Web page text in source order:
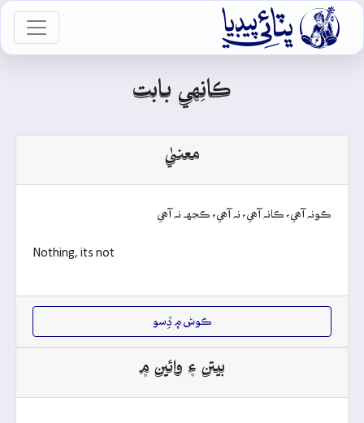

ڪانِهي بابت
معنيٰ
ڪونہ آھي، ڪانہ آھي، نہ آھي، ڪجهہ نہ آھي
Nothing, its not
ڪوش ۾ ڏِسو
بيتن ۽ وائين ۾